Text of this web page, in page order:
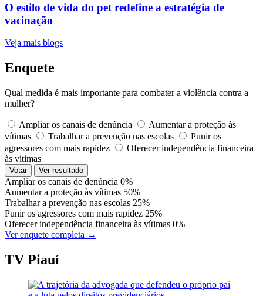
O estilo de vida do pet redefine a estratégia de
vacinação
Veja mais blogs
Enquete
Qual medida é mais importante para combater a violência contra a
mulher?
Ampliar os canais de denúncia
Aumentar a proteção às
vítimas
Trabalhar a prevenção nas escolas
Punir os
agressores com mais rapidez
Oferecer independência financeira
às vítimas
Votar Ver resultado
Ampliar os canais de denúncia 0%
Aumentar a proteção às vítimas 50%
Trabalhar a prevenção nas escolas 25%
Punir os agressores com mais rapidez 25%
Oferecer independência financeira às vítimas 0%
Ver enquete completa →
TV Piauí